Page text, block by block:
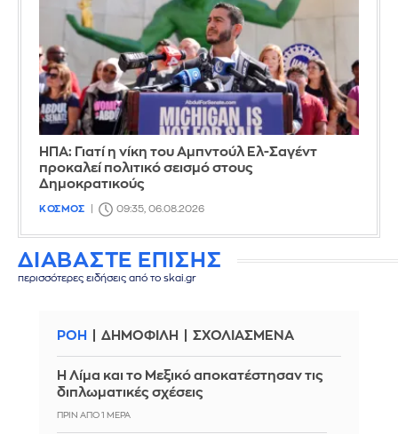
ΗΠΑ: Γιατί η νίκη του Αμπντούλ Ελ-Σαγέντ
προκαλεί πολιτικό σεισμό στους
Δημοκρατικούς
ΚΟΣΜΟΣ 09:35, 06.08.2026
ΔΙΑΒΑΣΤΕ ΕΠΙΣΗΣ
περισσότερες ειδήσεις από το skai.gr
ΡΟΗ ΔΗΜΟΦΙΛΗ ΣΧΟΛΙΑΣΜΕΝΑ
Η Λίμα και το Μεξικό αποκατέστησαν τις
διπλωματικές σχέσεις
ΠΡΙΝ ΑΠΌ 1 ΜΈΡΑ